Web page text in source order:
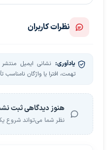
نظرات کاربران
یادآوری: نشانی ایمیل
تهمت، افترا یا واژگان نامناسب
هنوز دیدگاهی ثبت
نظر شما می‌تواند شروع